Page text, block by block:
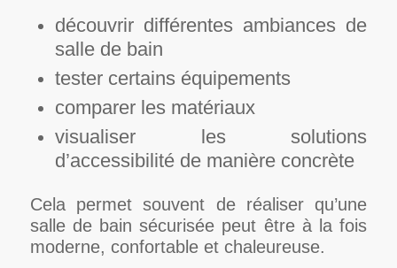
découvrir différentes ambiances de
salle de bain
tester certains équipements
comparer les matériaux
visualiser les solutions
d’accessibilité de manière concrète
Cela permet souvent de réaliser qu’une
salle de bain sécurisée peut être à la fois
moderne, confortable et chaleureuse.